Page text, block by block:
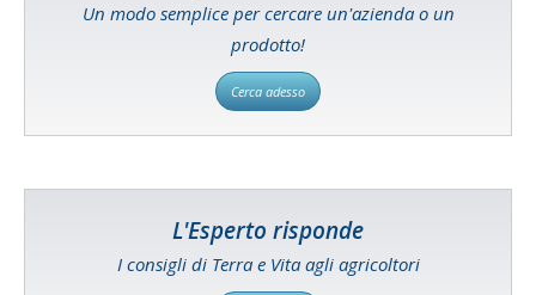
Un modo semplice per cercare un'azienda o un
prodotto!
Cerca adesso
L'Esperto risponde
I consigli di Terra e Vita agli agricoltori